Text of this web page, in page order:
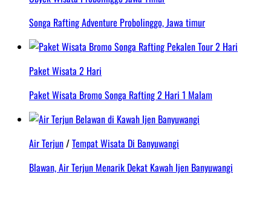
Songa Rafting Adventure Probolinggo, Jawa timur
Paket Wisata 2 Hari
Paket Wisata Bromo Songa Rafting 2 Hari 1 Malam
Air Terjun/Tempat Wisata Di Banyuwangi
Blawan, Air Terjun Menarik Dekat Kawah Ijen Banyuwangi